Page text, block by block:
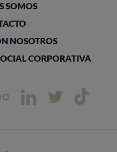
SOMOS
NOSOTROS
CORPORATIVA